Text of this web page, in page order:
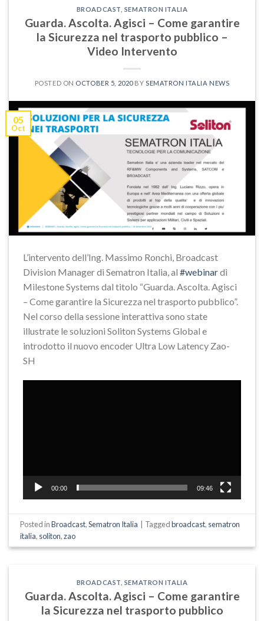
BROADCAST SEMATRON ITALIA
Guarda. Ascolta. Agisci – Come garantire
la Sicurezza nel trasporto pubblico –
Video Intervento
POSTED ON OCTOBER 5, 2020BY SEMATRON ITALIA NEWS
05
Oct
L’intervento dell’Ing. Massimo Ronchi, Broadcast
Division Manager di Sematron Italia, al #webinardi
Milestone Systems dal titolo “Guarda. Ascolta. Agisci
– Come garantire la Sicurezza nel trasporto pubblico”.
Nel corso della sessione interattiva sono state
illustrate le soluzioni Soliton Systems Global e
introdotto il nuovo encoder Ultra Low Latency Zao-
SH
00:00 09:46
Posted inBroadcast,Sematron Italia Taggedbroadcast, sematron
italia, soliton,zao
BROADCAST SEMATRON ITALIA
Guarda. Ascolta. Agisci – Come garantire
la Sicurezza nel trasporto pubblico